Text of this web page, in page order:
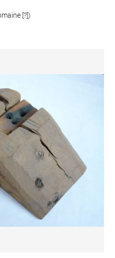
[?])